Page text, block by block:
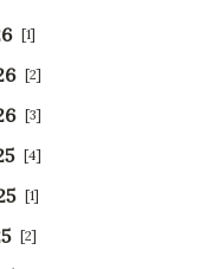
[1]
[2]
[3]
[4]
[1]
[2]